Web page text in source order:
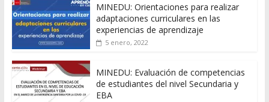
MINEDU: Orientaciones para realizar
adaptaciones curriculares en las
experiencias de aprendizaje
5 enero, 2022
MINEDU: Evaluación de competencias
de estudiantes del nivel Secundaria y
EBA